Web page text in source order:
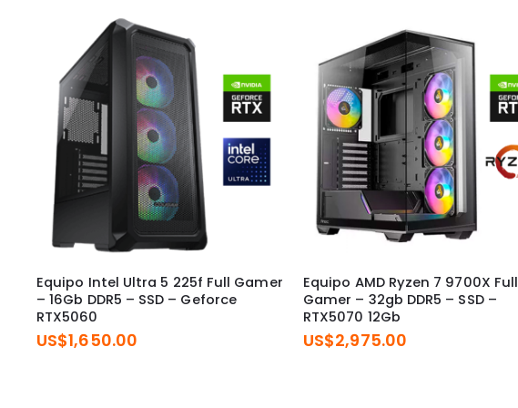
Consultas Adicionales
Equipo Intel Ultra 5 225f Full Gamer
– 16Gb DDR5 – SSD – Geforce
RTX5060
US$1,650.00
Equipo AMD Ryzen 7 9700X Full
Gamer – 32gb DDR5 – SSD –
RTX5070 12Gb
US$2,975.00